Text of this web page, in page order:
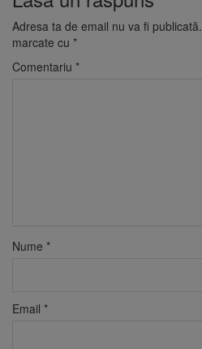
Adresa ta de email nu va fi publicată.
marcate cu *
Comentariu *
Nume *
Email *